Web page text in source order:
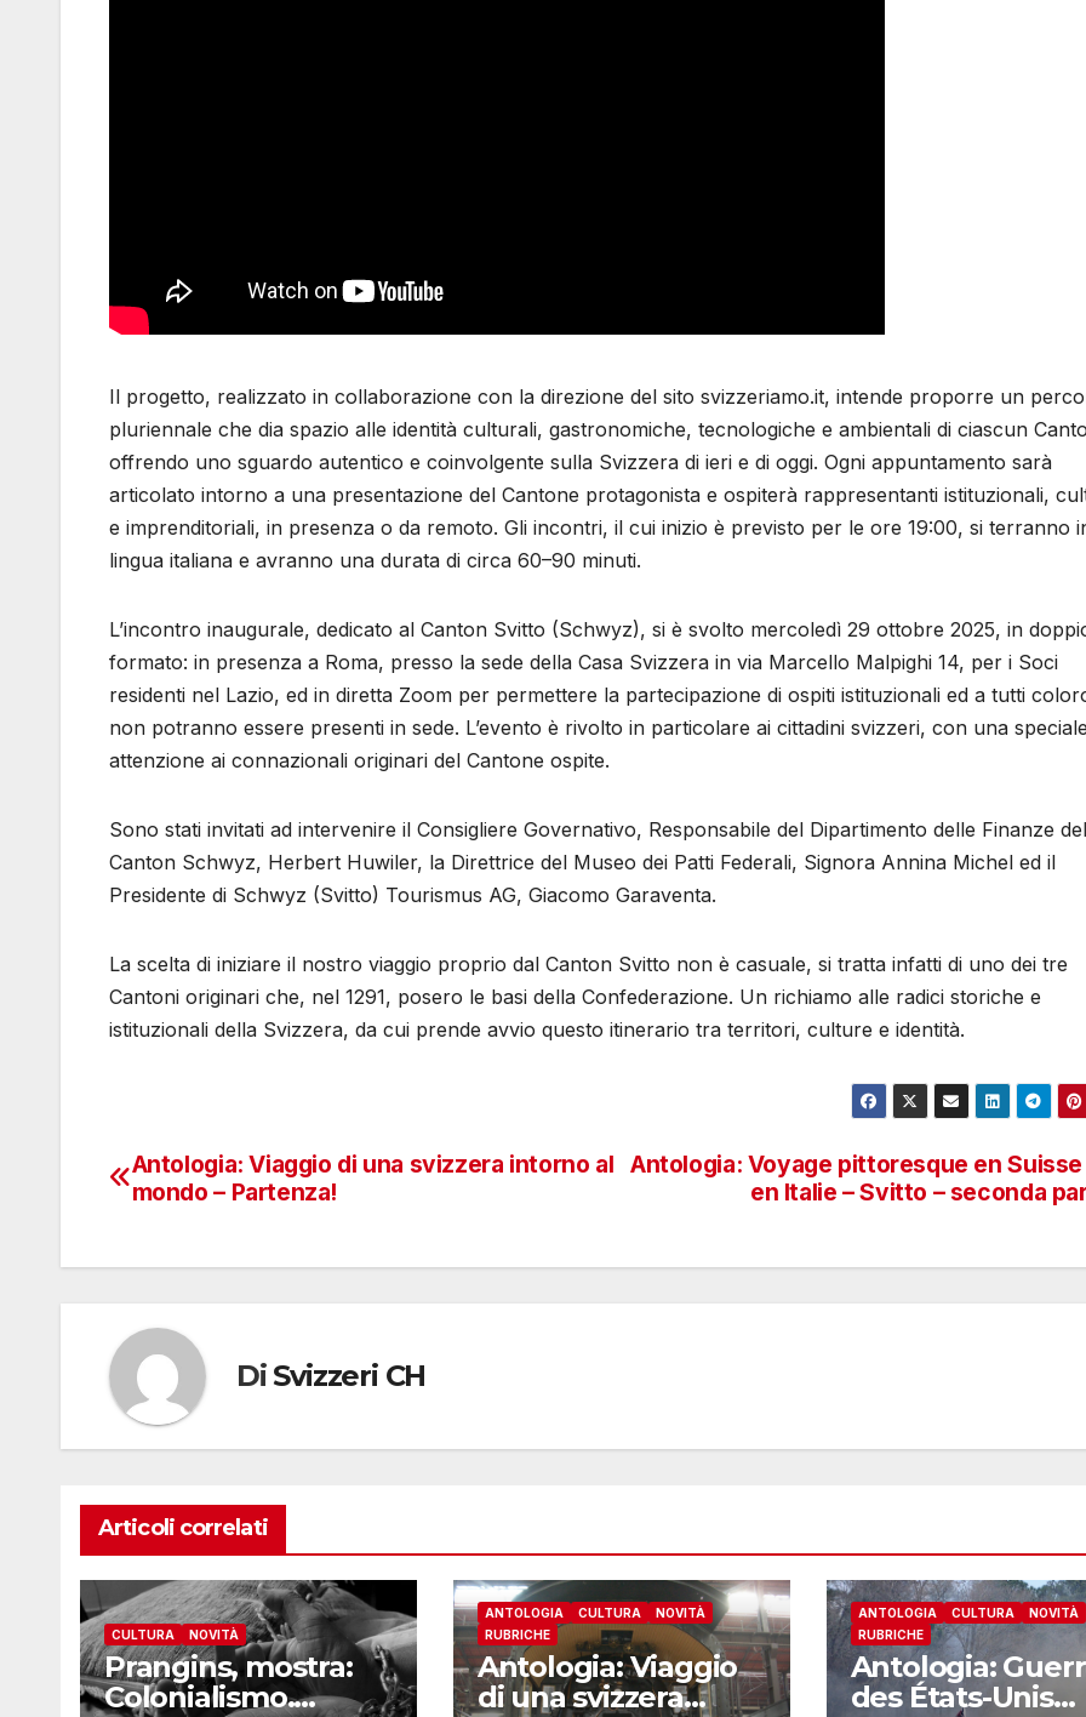
Il progetto, realizzato in collaborazione con la direzione del sito svizzeriamo.it, intende proporre un
pluriennale che dia spazio alle identità culturali, gastronomiche, tecnologiche e ambientali di ciascun
offrendo uno sguardo autentico e coinvolgente sulla Svizzera di ieri e di oggi. Ogni appuntamento sarà
articolato intorno a una presentazione del Cantone protagonista e ospiterà rappresentanti istituzionali,
e imprenditoriali, in presenza o da remoto. Gli incontri, il cui inizio è previsto per le ore 19:00, si terranno
lingua italiana e avranno una durata di circa 60–90 minuti.
L’incontro inaugurale, dedicato al Canton Svitto (Schwyz), si è svolto mercoledì 29 ottobre 2025, in
formato: in presenza a Roma, presso la sede della Casa Svizzera in via Marcello Malpighi 14, per i Soci
residenti nel Lazio, ed in diretta Zoom per permettere la partecipazione di ospiti istituzionali ed a tutti
non potranno essere presenti in sede. L’evento è rivolto in particolare ai cittadini svizzeri, con una speciale
attenzione ai connazionali originari del Cantone ospite.
Sono stati invitati ad intervenire il Consigliere Governativo, Responsabile del Dipartimento delle Finanze del
Canton Schwyz, Herbert Huwiler, la Direttrice del Museo dei Patti Federali, Signora Annina Michel ed il
Presidente di Schwyz (Svitto) Tourismus AG, Giacomo Garaventa.
La scelta di iniziare il nostro viaggio proprio dal Canton Svitto non è casuale, si tratta infatti di uno dei tre
Cantoni originari che, nel 1291, posero le basi della Confederazione. Un richiamo alle radici storiche e
istituzionali della Svizzera, da cui prende avvio questo itinerario tra territori, culture e identità.
Navigazione
Antologia: Voyage pittoresque en
en Italie – Svitto – seconda
Antologia: Viaggio di una svizzera intorno al
mondo – Partenza!
Di Svizzeri CH
Articoli correlati
CULTURA NOVITÀ
Prangins, mostra:
Colonialismo.
ANTOLOGIA CULTURA
NOVITÀ
RUBRICHE
Antologia: Viaggio
di una svizzera
ANTOLOGIA CULTURA
NOVITÀ
RUBRICHE
Antologia:
des États-Unis